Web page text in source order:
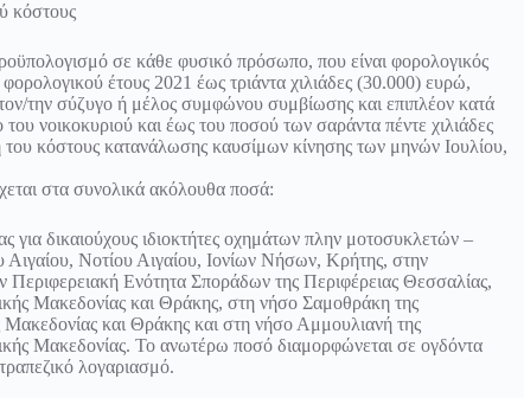
κόστους
σε κάθε φυσικό πρόσωπο, που είναι φορολογικός
έτους 2021 έως τριάντα χιλιάδες (30.000) ευρώ,
την σύζυγο ή μέλος συμφώνου συμβίωσης και επιπλέον κατά
νοικοκυριού και έως του ποσού των σαράντα πέντε χιλιάδες
κόστους κατανάλωσης καυσίμων κίνησης των μηνών Ιουλίου,
στα συνολικά ακόλουθα ποσά:
δικαιούχους ιδιοκτήτες οχημάτων πλην μοτοσυκλετών –
Αιγαίου, Νοτίου Αιγαίου, Ιονίων Νήσων, Κρήτης, στην
Ενότητα Σποράδων της Περιφέρειας Θεσσαλίας,
Μακεδονίας και Θράκης, στη νήσο Σαμοθράκη της
και Θράκης και στη νήσο Αμμουλιανή της
Μακεδονίας. Το ανωτέρω ποσό διαμορφώνεται σε ογδόντα
λογαριασμό.